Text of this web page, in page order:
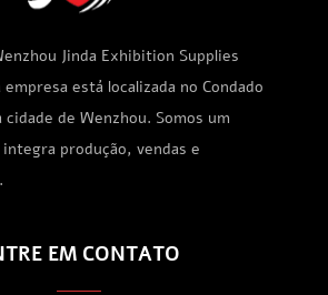
Jinda Exhibition Supplies
está localizada no Condado
cidade de Wenzhou. Somos um
produção, vendas e
EM CONTATO